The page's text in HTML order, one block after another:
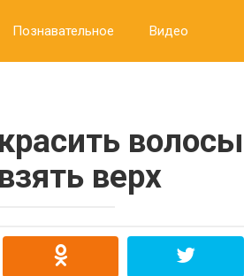
Познавательное Видео
волосы
верх